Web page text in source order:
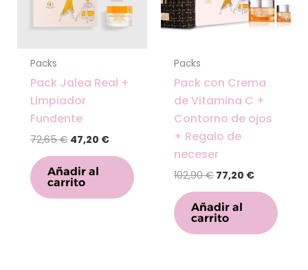
Packs
Pack Jalea Real +
Limpiador
Fundente
72,65€ 47,20 €
Añadir al
carrito
Packs
Pack con Crema
de Vitamina C +
Contorno de ojos
+ Regalo de
neceser
102,90€ 77,20 €
Añadir al
carrito